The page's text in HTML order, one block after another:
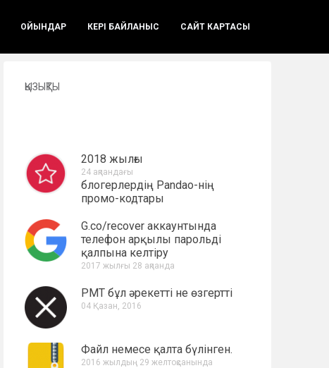
ОЙЫНДАР КЕРІ БАЙЛАНЫС САЙТ КАРТАСЫ
ҚЫЗЫҚТЫ
2018 жылғы
24 ақпандағы
блогерлердің Pandao-нің
промо-кодтары
G.co/recover аккаунтында
телефон арқылы парольді
қалпына келтіру
2017 жылғы 28 ақпанда
PMT бұл әрекетті не өзгертті
04 Қазан, 2016
Файл немесе қалта бүлінген.
2016 жылдың 29 желтоқсанында